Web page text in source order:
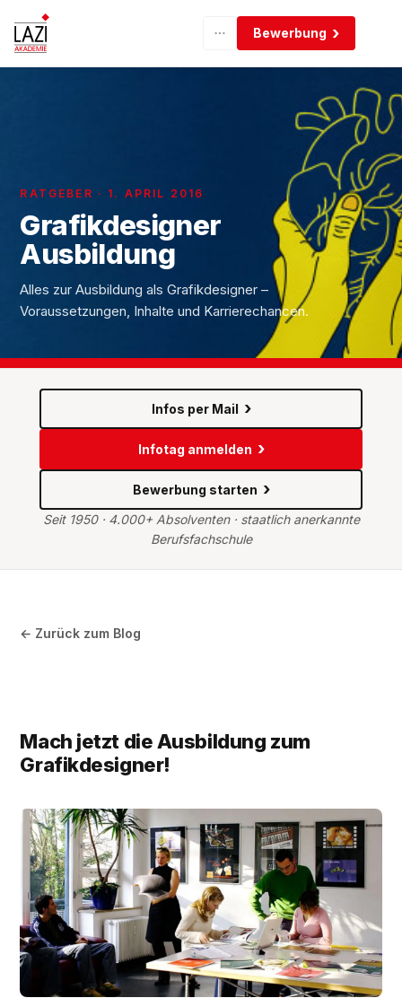
Bewerbung
RATGEBER · 1. APRIL 2016
Grafikdesigner
Ausbildung
Alles zur Ausbildung als Grafikdesigner –
Voraussetzungen, Inhalte und Karrierechancen.
Infos per Mail
Infotag anmelden
Bewerbung starten
Seit 1950 · 4.000+ Absolventen · staatlich anerkannte
Berufsfachschule
← Zurück zum Blog
Mach jetzt die Ausbildung zum
Grafikdesigner!